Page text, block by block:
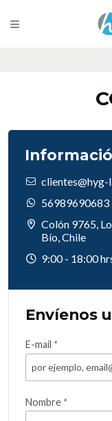
56989690683
Colón 9765,
Bío, Chile
9:00 - 18:00
Envíenos
E-mail *
Nombre *